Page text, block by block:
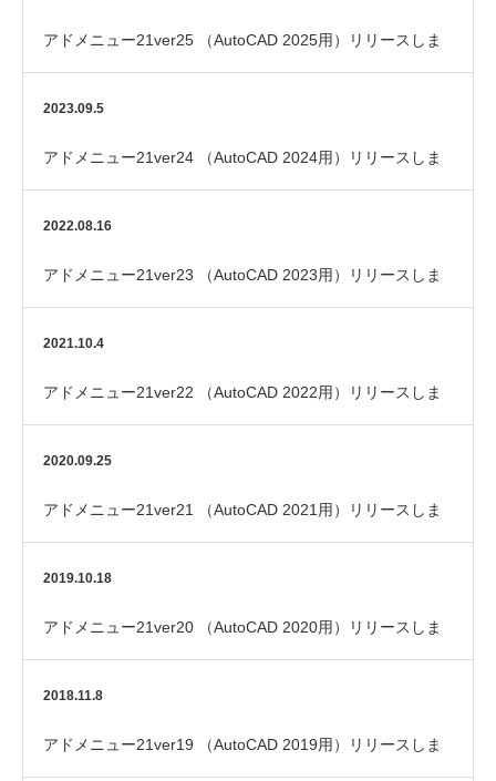
アドメニュー21ver25 （AutoCAD 2025用）リリースしま
した
2023.09.5
アドメニュー21ver24 （AutoCAD 2024用）リリースしま
した
2022.08.16
アドメニュー21ver23 （AutoCAD 2023用）リリースしま
した
2021.10.4
アドメニュー21ver22 （AutoCAD 2022用）リリースしま
した
2020.09.25
アドメニュー21ver21 （AutoCAD 2021用）リリースしま
した
2019.10.18
アドメニュー21ver20 （AutoCAD 2020用）リリースしま
した
2018.11.8
アドメニュー21ver19 （AutoCAD 2019用）リリースしま